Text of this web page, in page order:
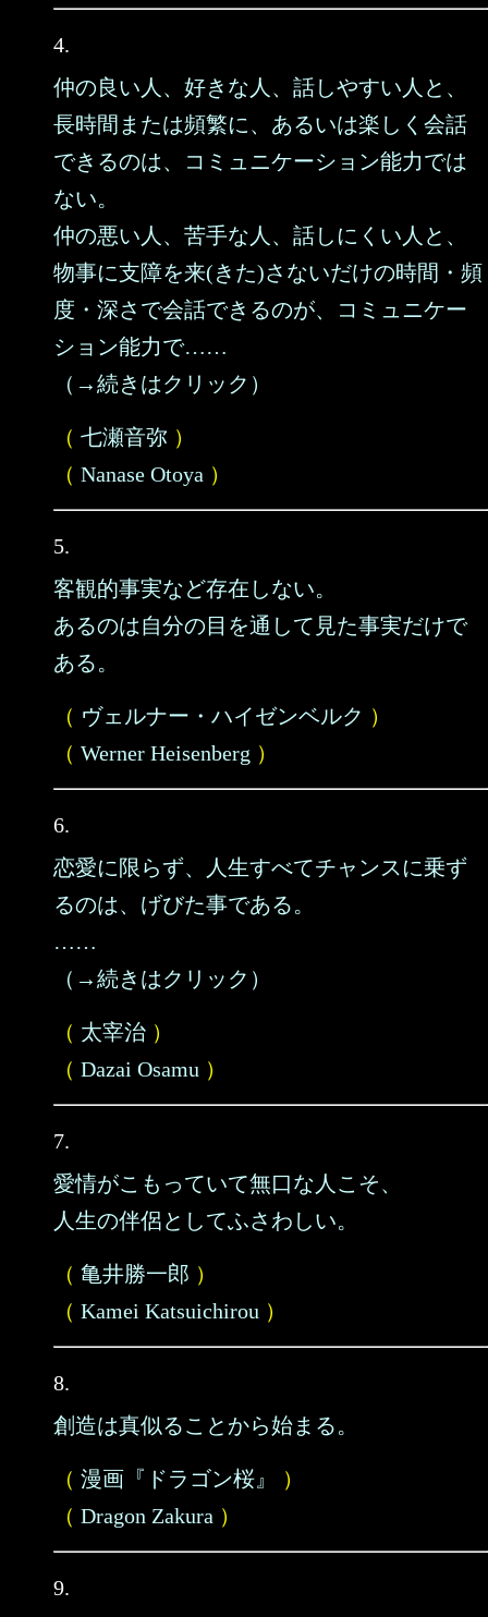
4.
仲の良い人、好きな人、話しやすい人と、
長時間または頻繁に、あるいは楽しく会話
できるのは、コミュニケーション能力では
ない。
仲の悪い人、苦手な人、話しにくい人と、
物事に支障を来(きた)さないだけの時間・頻
度・深さで会話できるのが、コミュニケー
ション能力で……
（→続きはクリック）
（ 七瀬音弥 ）
（ Nanase Otoya ）
5.
客観的事実など存在しない。
あるのは自分の目を通して見た事実だけで
ある。
（ ヴェルナー・ハイゼンベルク ）
（ Werner Heisenberg ）
6.
恋愛に限らず、人生すべてチャンスに乗ず
るのは、げびた事である。
……
（→続きはクリック）
（ 太宰治 ）
（ Dazai Osamu ）
7.
愛情がこもっていて無口な人こそ、
人生の伴侶としてふさわしい。
（ 亀井勝一郎 ）
（ Kamei Katsuichirou ）
8.
創造は真似ることから始まる。
（ 漫画『ドラゴン桜』
）
（ Dragon Zakura ）
9.